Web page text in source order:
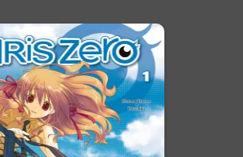
Iris Zero
Vol. 01
Date de parution :
2012
chaque regard se cache